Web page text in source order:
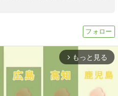
arrow_forward_ios もっと見る